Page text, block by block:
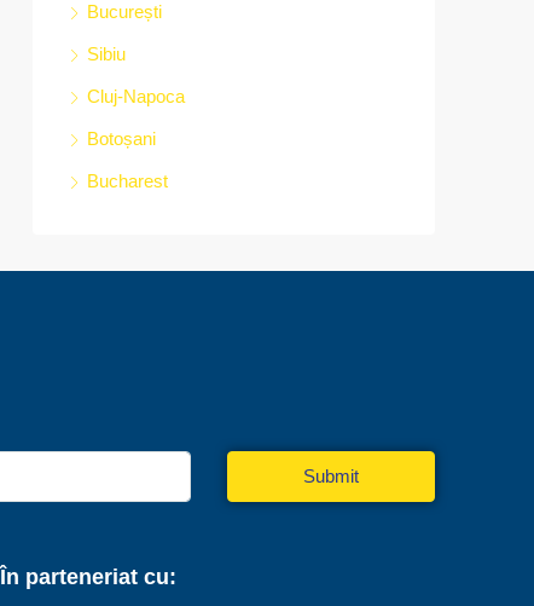
București
Sibiu
Cluj-Napoca
Botoșani
Bucharest
Submit
În parteneriat cu: